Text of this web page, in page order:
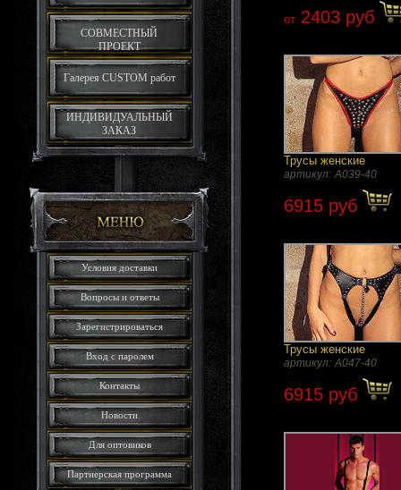
СОВМЕСТНЫЙ
ПРОЕКТ
Галерея CUSTOM работ
ИНДИВИДУАЛЬНЫЙ
ЗАКАЗ
Условия доставки
Вопросы и ответы
Зарегистрироваться
Вход с паролем
Контакты
Новости
Для оптовиков
Партнерская программа
от 2403 руб
Трусы женские
артикул: A039-40
6915 руб
Трусы женские
артикул: A047-40
6915 руб